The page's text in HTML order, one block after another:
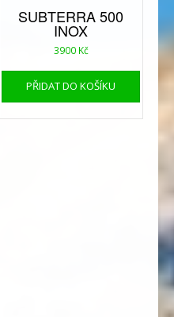
SUBTERRA 500
INOX
3900 Kč
PŘIDAT DO KOŠÍKU